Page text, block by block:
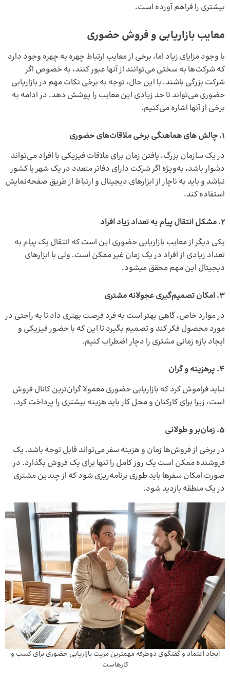
بیشترى را فراهم آورده است.
معایب بازاریابی و فروش حضوری
با وجود مزایای زیاد اما، برخی از معایب ارتباط چهره به چهره وجود دارد
که شرکت‌ها به سختی می‌توانند از آنها عبور کنند، به خصوص اگر
شرکت بزرگی باشند. با این حال، توجه به برخی نکات مهم در بازاریابی
حضوری می‌تواند تا حد زیادی این معایب را پوشش دهد. در ادامه به
برخی از آنها اشاره می‌کنیم.
1. چالش‌ های هماهنگی برخی ملاقات‌های حضوری
در یک سازمان بزرگ‌، یافتن زمان برای ملاقات فیزیکی با افراد می‌تواند
دشوار باشد، به‌ویژه اگر شرکت دارای دفاتر متعدد در یک شهر یا کشور
نباشد و باید به ناچار از ابزارهای دیجیتال و ارتباط از طریق صفحه‌نمایش
استفاده کند.
2. مشکل انتقال پیام به تعداد زیاد افراد
یکی دیگر از معایب بازاریابی حضوری این است که انتقال یک پیام به
تعداد زیادی از افراد در یک زمان غیر ممکن است. ولی با ابزارهای
دیجیتال این مهم محقق می­شود.
3. امکان تصمیم‌گیری عجولانه مشتری
در موارد خاص، گاهی بهتر است به فرد فرصت بهتری داد تا به راحتی در
مورد محصول فکر کند و تصمیم بگیرد تا این که با حضور فیزیکی و
ایجاد بازه زمانی مشتری را دچار اضطراب کنیم.
4. پرهزینه و گران
نباید فراموش کرد که بازاریابی حضوری معمولا گران‌ترین کانال فروش
است، زیرا برای کارکنان و محل کار باید هزینه بیشتری را پرداخت کرد.
5. زمان‌بر و طولانی
در برخی از فروش‌ها زمان و هزینه سفر می‌تواند قابل توجه باشد. یک
فروشنده ممکن است یک روز کامل را تنها برای یک فروش بگذارد. در
صورت امکان سفرها باید طوری برنامه‌ریزی شود که از چندین مشتری
در یک منطقه بازدید شود.
ایجاد اعتماد و گفتگوی دوطرفه مهمترین مزیت بازاریابی حضوری برای کسب و
کارهاست